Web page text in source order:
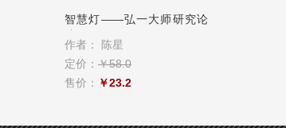
智慧灯——弘一大师研究论
作者：
陈星
定价： ￥58.0
售价： ￥23.2